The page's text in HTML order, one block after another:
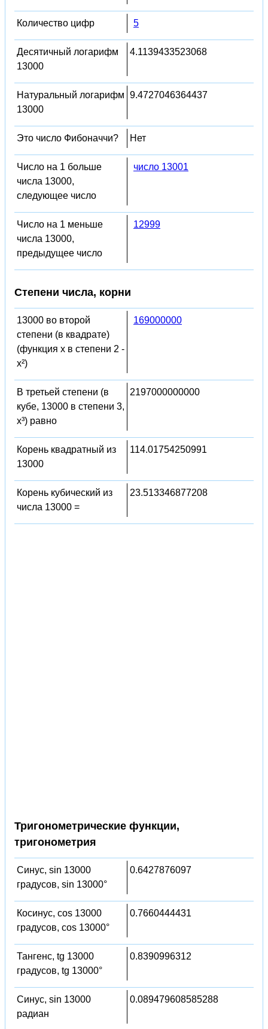
Количество цифр 5
Десятичный логарифм
13000
4.1139433523068
Натуральный логарифм
13000
9.4727046364437
Это число Фибоначчи? Нет
Число на 1 больше
числа 13000,
следующее число
число 13001
Число на 1 меньше
числа 13000,
предыдущее число
12999
Степени числа, корни
13000 во второй
степени (в квадрате)
(функция x в степени 2 -
x²)
169000000
В третьей степени (в
кубе, 13000 в степени 3,
x³) равно
2197000000000
Корень квадратный из
13000
114.01754250991
Корень кубический из
числа 13000 =
23.513346877208
Тригонометрические функции,
тригонометрия
Синус, sin 13000
градусов, sin 13000°
0.6427876097
Косинус, cos 13000
градусов, cos 13000°
0.7660444431
Тангенс, tg 13000
градусов, tg 13000°
0.8390996312
Синус, sin 13000
радиан
0.089479608585288